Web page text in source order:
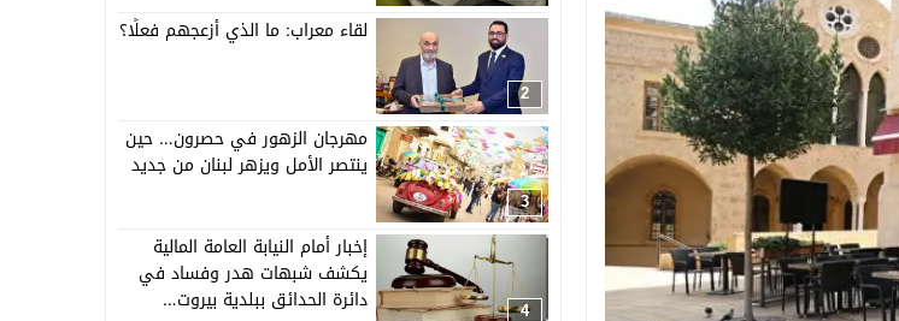
2
لقاء معراب: ما الذي أزعجهم فعلًا؟
3
مهرجان الزهور في حصرون… حين
ينتصر الأمل ويزهر لبنان من جديد
4
إخبار أمام النيابة العامة المالية
يكشف شبهات هدر وفساد في
دائرة الحدائق ببلدية بيروت…